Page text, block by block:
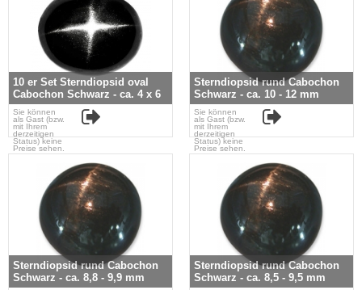
10 er Set Sterndiopsid oval
Cabochon Schwarz - ca. 4 x 6
mm
Sie können
als Gast (bzw.
mit Ihrem
derzeitigen
Status) keine
Preise sehen.
Sterndiopsid rund Cabochon
Schwarz - ca. 10 - 12 mm
Sie können
als Gast (bzw.
mit Ihrem
derzeitigen
Status) keine
Preise sehen.
Sterndiopsid rund Cabochon
Schwarz - ca. 8,8 - 9,9 mm
Sterndiopsid rund Cabochon
Schwarz - ca. 8,5 - 9,5 mm